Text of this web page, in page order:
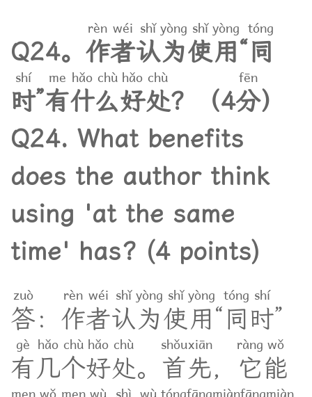
Q24。 作
rèn
者
wéi
认
shǐ
为
yòng
使
shǐ
用
yòng
“同
tóng
时
shí
”有
me
什
hǎo
么
chù
好
hǎo
处
chù
？ （4分
fēn
）
Q24. What benefits
does the author think
using 'at the same
time' has? (4 points)
答
zuò
： 作
rèn
者
wéi
认
shǐ
为
yòng
使
shǐ
用
yòng
“同
tóng
时
shí
”
有
gè
几
hǎo
个
chù
好
hǎo
处
chù
。 首
shǒu
先
xiān
， 它
ràng
能
wǒ